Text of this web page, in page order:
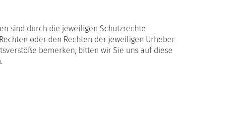
sind durch die jeweiligen Schutzrechte
oder den Rechten der jeweiligen Urheber
bemerken, bitten wir Sie uns auf diese